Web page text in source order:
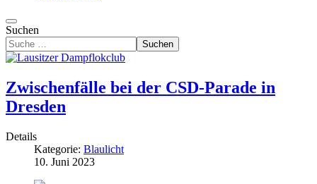
Suchen
Suchen
Zwischenfälle bei der CSD-Parade in
Dresden
Details
Kategorie: Blaulicht
10. Juni 2023